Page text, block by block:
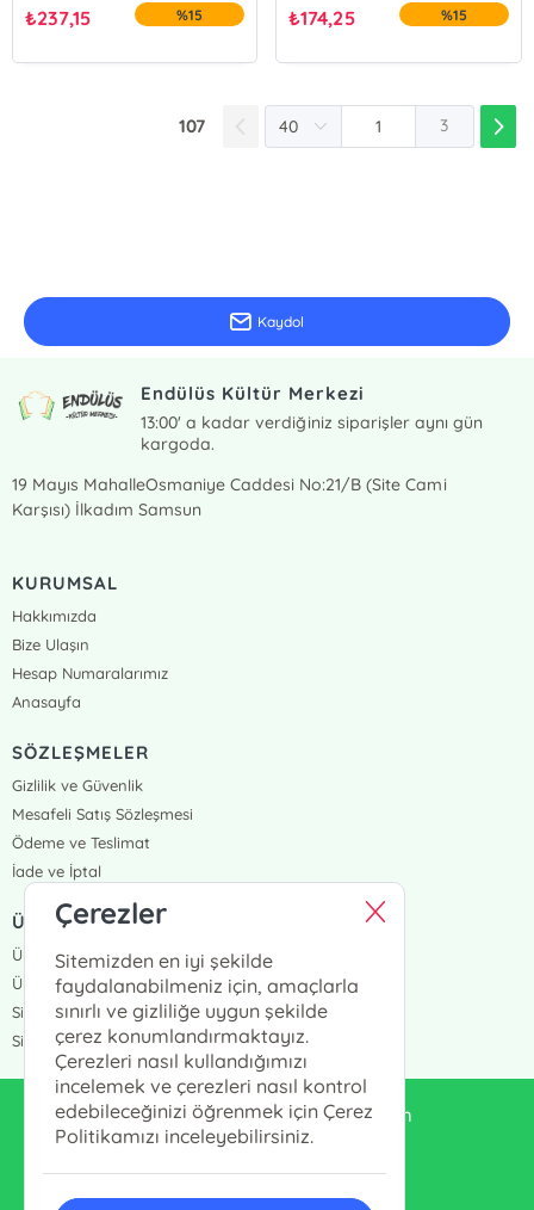
₺237,15 %15 ₺174,25 %15
107 3
Kaydol
Endülüs Kültür Merkezi
13:00' a kadar verdiğiniz siparişler aynı gün
kargoda.
19 Mayıs MahalleOsmaniye Caddesi No:21/B (Site Cami
Karşısı) İlkadım Samsun
KURUMSAL
Hakkımızda
Bize Ulaşın
Hesap Numaralarımız
Anasayfa
SÖZLEŞMELER
Gizlilik ve Güvenlik
Mesafeli Satış Sözleşmesi
Ödeme ve Teslimat
İade ve İptal
ÜYELİK VE SİPARİŞ
Üye Girişi
Üye Ol
Sipariş Takip
Siparişlerim
enduluskitabevi@gmail.com
Çerezler
Sitemizden en iyi şekilde
faydalanabilmeniz için, amaçlarla
sınırlı ve gizliliğe uygun şekilde
çerez konumlandırmaktayız.
Çerezleri nasıl kullandığımızı
incelemek ve çerezleri nasıl kontrol
edebileceğinizi öğrenmek için Çerez
Politikamızı inceleyebilirsiniz.